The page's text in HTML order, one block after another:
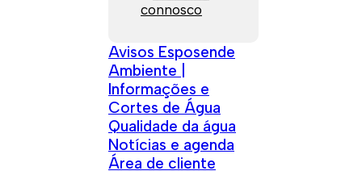
connosco
Avisos Esposende
Ambiente |
Informações e
Cortes de Água
Qualidade da água
Notícias e agenda
Área de cliente